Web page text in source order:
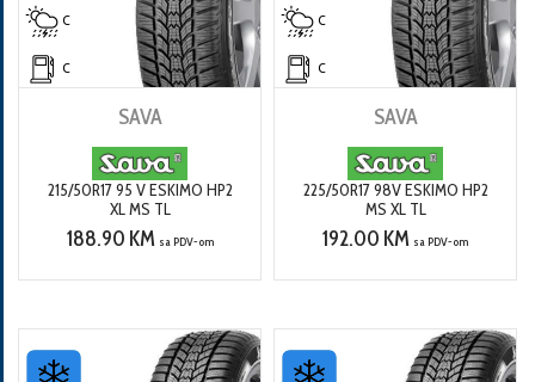
C
C
SAVA
215/50R17 95 V ESKIMO HP2
XL MS TL
188.90 KM sa PDV-om
C
C
SAVA
225/50R17 98V ESKIMO HP2
MS XL TL
192.00 KM sa PDV-om